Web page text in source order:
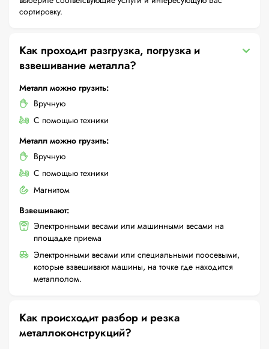
сортировку.
Как проходит разгрузка, погрузка и
взвешивание металла?
Металл можно грузить:
Вручную
С помощью техники
Металл можно грузить:
Вручную
С помощью техники
Магнитом
Взвешивают:
Электронными весами или машинными весами на
площадке приема
Электронными весами или специальными поосевыми,
которые взвешивают машины, на точке где находится
металлолом.
Как происходит разбор и резка
металлоконструкций?